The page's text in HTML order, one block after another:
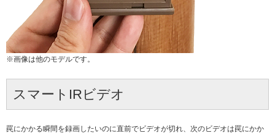
※画像は他のモデルです。
スマートIRビデオ
罠にかかる瞬間を録画したいのに直前でビデオが切れ、次のビデオは罠にかか